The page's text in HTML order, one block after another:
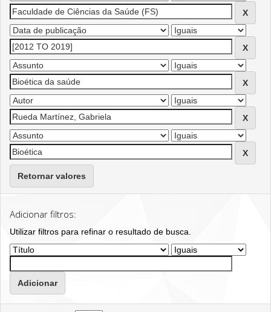
Retornar valores
Adicionar filtros:
Utilizar filtros para refinar o resultado de busca.